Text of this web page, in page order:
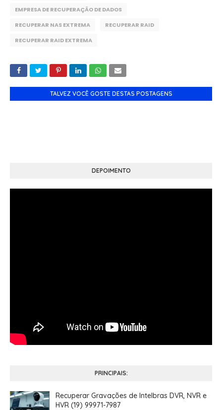
EMPRESA DE RECUPERAÇÃO DE DADOS
RECUPERAR NAS EXTREMA
RECUPERAR RAID
RECUPERAR RAID EXTREMA
TALVEZ VOCÊ GOSTE DESTAS POSTAGENS
DEPOIMENTO
PRINCIPAIS:
Recuperar Gravações de Intelbras DVR, NVR e
HVR (19) 99971-7987